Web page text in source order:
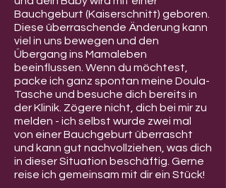
Bauchgeburt (Kaiserschnitt) geboren.
Diese überraschende Änderung kann
viel in uns bewegen und den
Übergang ins Mamaleben
beeinflussen. Wenn du möchtest,
packe ich ganz spontan meine Doula-
Tasche und besuche dich bereits in
der Klinik. Zögere nicht, dich bei mir zu
melden - ich selbst wurde zwei mal
von einer Bauchgeburt überrascht
und kann gut nachvollziehen, was dich
in dieser Situation beschäftig. Gerne
reise ich gemeinsam mit dir ein Stück!